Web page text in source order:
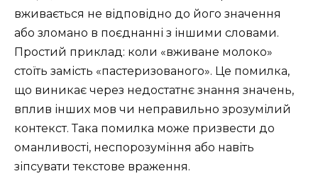
вживається не відповідно до його значення
або зломано в поєднанні з іншими словами.
Простий приклад: коли «вживане молоко»
стоїть замість «пастеризованого». Це помилка,
що виникає через недостатнє знання значень,
вплив інших мов чи неправильно зрозумілий
контекст. Така помилка може призвести до
оманливості, неспорозуміння або навіть
зіпсувати текстове враження.